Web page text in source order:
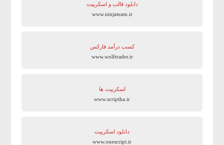
دانلود قالب و اسکریپت
www.ninjateam.ir
کسب درآمد فارکس
www.wolftrader.ir
اسکریپت ها
www.scriptha.ir
دانلود اسکریپت
www.onescript.ir